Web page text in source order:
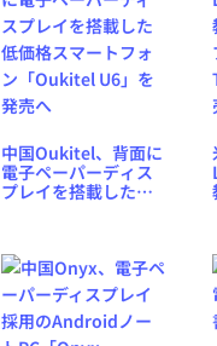
中国Oukitel、背面に
電子ペーパーディス
プレイを搭載した低
売へ